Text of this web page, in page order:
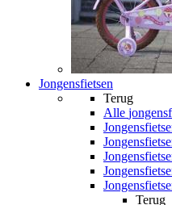
Jongensfietsen
Terug
Alle
Terug